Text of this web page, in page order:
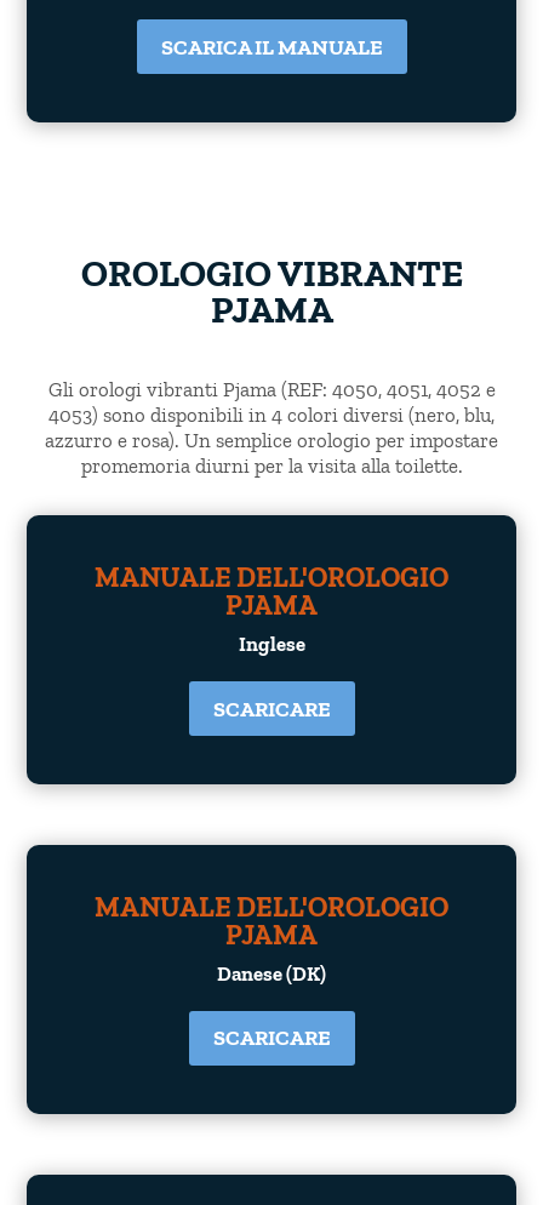
SCARICA IL MANUALE
OROLOGIO VIBRANTE
PJAMA
Gli orologi vibranti Pjama (REF: 4050, 4051, 4052 e
4053) sono disponibili in 4 colori diversi (nero, blu,
azzurro e rosa). Un semplice orologio per impostare
promemoria diurni per la visita alla toilette.
MANUALE DELL'OROLOGIO
PJAMA
Inglese
SCARICARE
MANUALE DELL'OROLOGIO
PJAMA
Danese (DK)
SCARICARE